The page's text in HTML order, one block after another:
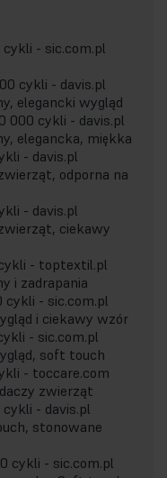
cykli - sic.com.pl
cykli - davis.pl
elegancki wygląd
000 cykli - davis.pl
elegancka, miękka
- davis.pl
odporna na
- davis.pl
ciekawy
- toptextil.pl
i zadrapania
cykli - sic.com.pl
i ciekawy wzór
- sic.com.pl
soft touch
- toccare.com
zwierząt
cykli - davis.pl
stonowane
cykli - sic.com.pl